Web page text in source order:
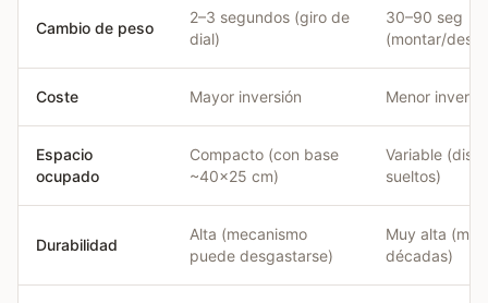
Cambio de peso
2–3 segundos (giro de
dial)
30–90 seg
(montar/
Coste Mayor inversión Menor
Espacio
ocupado
Compacto (con base
~40×25 cm)
Variable
sueltos)
Durabilidad
Alta (mecanismo
puede desgastarse)
Muy alta
décadas)